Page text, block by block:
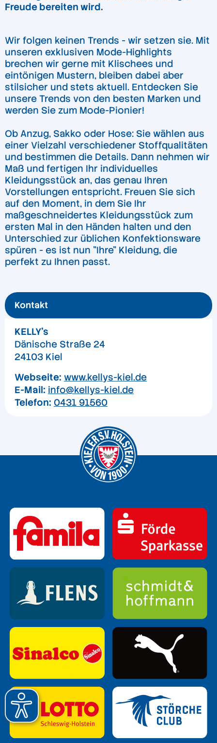
Freude bereiten wird.
Wir folgen keinen Trends - wir setzen sie. Mit
unseren exklusiven Mode-Highlights
brechen wir gerne mit Klischees und
eintönigen Mustern, bleiben dabei aber
stilsicher und stets aktuell. Entdecken Sie
unsere Trends von den besten Marken und
werden Sie zum Mode-Pionier!
Ob Anzug, Sakko oder Hose: Sie wählen aus
einer Vielzahl verschiedener Stoffqualitäten
und bestimmen die Details. Dann nehmen wir
Maß und fertigen Ihr individuelles
Kleidungsstück an, das genau Ihren
Vorstellungen entspricht. Freuen Sie sich
auf den Moment, in dem Sie Ihr
maßgeschneidertes Kleidungsstück zum
ersten Mal in den Händen halten und den
Unterschied zur üblichen Konfektionsware
spüren - es ist nun "Ihre" Kleidung, die
perfekt zu Ihnen passt.
Kontakt
KELLY's
Dänische Straße 24
24103 Kiel
Webseite: www.kellys-kiel.de
E-Mail: info@kellys-kiel.de
Telefon: 0431 91560